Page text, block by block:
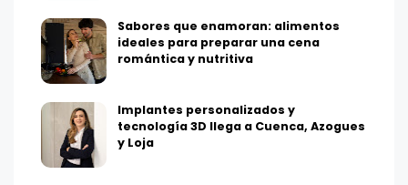
Sabores que enamoran: alimentos
ideales para preparar una cena
romántica y nutritiva
Implantes personalizados y
tecnología 3D llega a Cuenca, Azogues
y Loja